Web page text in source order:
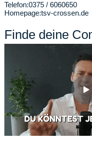
Telefon:0375 / 6060650
Homepage:tsv-crossen.de
Finde deine